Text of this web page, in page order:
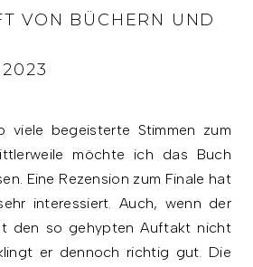
VON BÜCHERN UND
viele begeisterte Stimmen zum
möchte ich das Buch
Eine Rezension zum Finale hat
interessiert. Auch, wenn der
den so gehypten Auftakt nicht
er dennoch richtig gut. Die